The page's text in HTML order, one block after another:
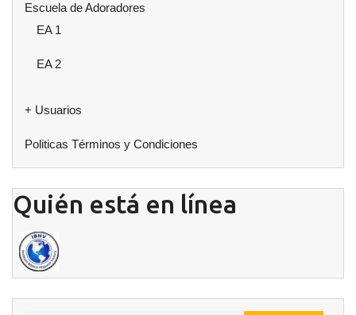
Escuela de Adoradores
EA 1
EA 2
+ Usuarios
Politicas Términos y Condiciones
Quién está en línea